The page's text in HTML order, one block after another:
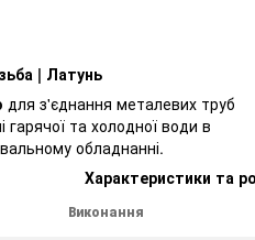
| Латунь
для з'єднання металевих труб
та холодної води в
обладнанні.
Характеристики та
Виконання